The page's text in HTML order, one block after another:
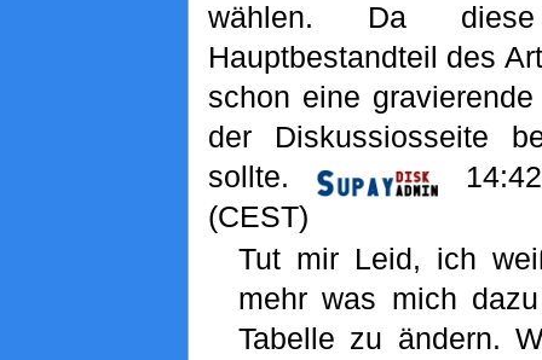
wählen. Da
Hauptbestandteil des
schon eine
der Diskussiosseite
sollte.
(CEST)
Tut mir Leid, ich
mehr was mich
Tabelle zu ändern.